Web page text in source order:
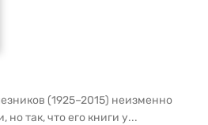
(1925–2015) неизменно
но так, что его книги у...